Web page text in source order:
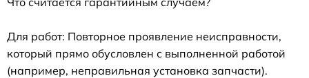
Для работ: Повторное проявление неисправности,
который прямо обусловлен с выполненной работой
(например, неправильная установка запчасти).